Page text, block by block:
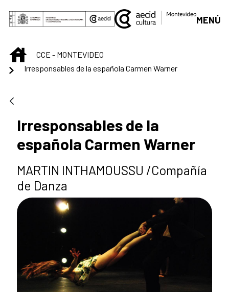
Saltar al contenido principal
MENÚ
INICIOCCE - MONTEVIDEO
Irresponsables de la española Carmen Warner
Irresponsables de la
española Carmen Warner
MARTIN INTHAMOUSSU /Compañía
de Danza